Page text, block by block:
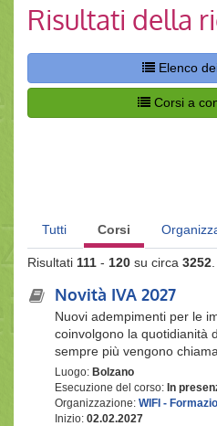
Risultati della
Elenco
Corsi a
Tutti Corsi
Risultati 111 - 120 su circa 3252
Novità IVA 2027
Nuovi adempimenti per le
coinvolgono la quotidianità
sempre più vengono
Luogo: Bolzano
Esecuzione del corso: In
Organizzazione: WIFI -
Inizio: 02.02.2027